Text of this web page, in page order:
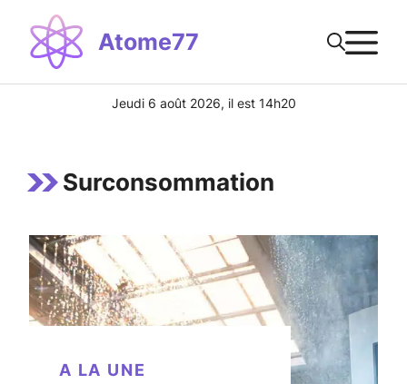
contenu
Atome77
Jeudi 6 août 2026, il est 14h20
Surconsommation
A LA UNE